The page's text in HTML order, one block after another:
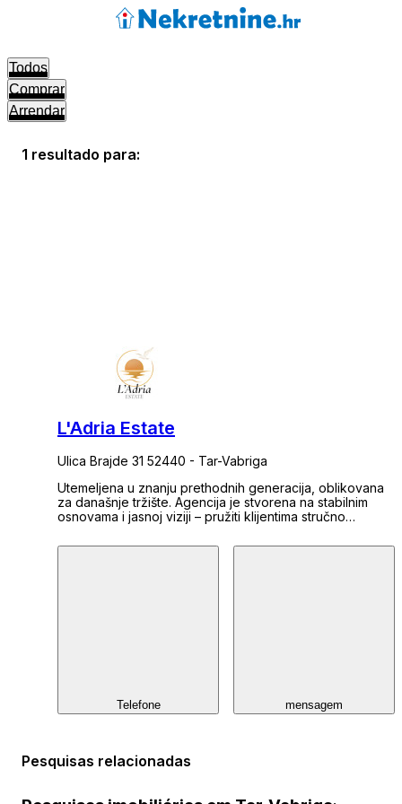
Todos
Comprar
Arrendar
1 resultado para:
L'Adria Estate
Ulica Brajde 31 52440 - Tar-Vabriga
Utemeljena u znanju prethodnih generacija, oblikovana
za današnje tržište. Agencija je stvorena na stabilnim
osnovama i jasnoj viziji – pružiti klijentima stručno
Istarski poluotok. Specijalizirani smo za posredovanje u
Telefone mensagem
Pesquisas relacionadas